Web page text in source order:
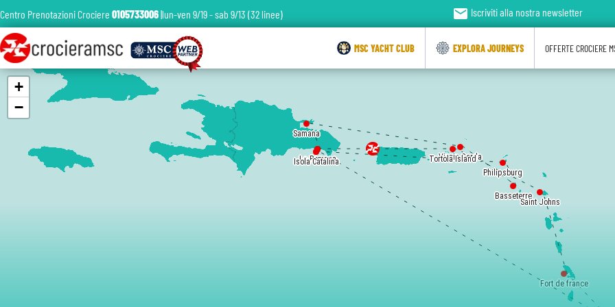
Fort de france
Saint Johns
Tortola Island
La Romana
Samana
Virgin Gorda
Basseterre
Philipsburg
Isola Catalina
La Romana
Isola Catalina
+
−
Centro Prenotazioni Crociere 0105733006|lun-ven 9/19 - sab 9/13 (32 linee) email Iscriviti alla nostra newsletter
MSC YACHT CLUB EXPLORA JOURNEYS OFFERTE CROCIERE